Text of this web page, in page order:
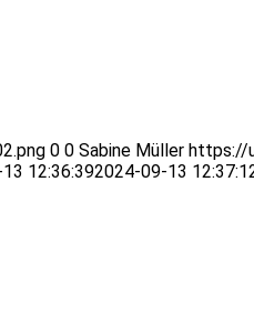
0 0 Sabine Müller https://
12:36:392024-09-13